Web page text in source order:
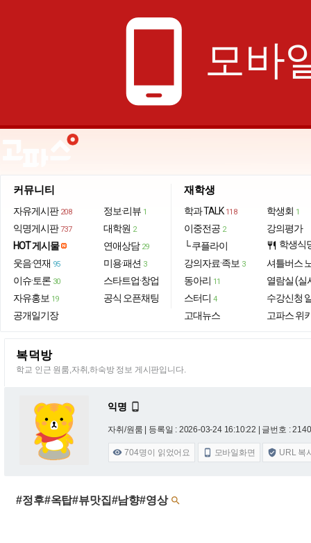
phone_android 모바
커뮤니티
자유게시판 208
익명게시판 737
HOT 게시물
웃음·연재 95
이슈·토론 30
자유홍보 19
공개일기장
정보·리뷰 1
대학원 2
연애상담 29
미용·패션 3
스타트업·창업
공식 오픈채팅
재학생
학과 TALK 118
이중전공 2
└ 쿠플라이
강의자료·족보 3
동아리 11
스터디 4
고대뉴스
학생회 1
강의평가
restaurant 학생식
셔틀버스
열람실 (실
수강신청
고파스 위
복덕방
학교 인근 원룸,자취,하숙방 정보 게시판입니다.
익명 
자취/원룸 | 등록일 : 2026-03-24 16:10:22 | 글번호 :
 704명이 읽었어요  모바일화면  URL 복
#정후#옥탑#뷰맛집#남향#영상 